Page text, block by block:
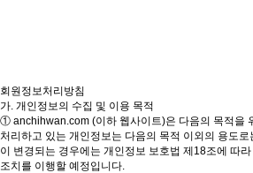
회원정보처리방침
가. 개인정보의 수집 및 이용 목적
① anchihwan.com (이하 웹사이트)은 다음의 목적을
처리하고 있는 개인정보는 다음의 목적 이외의 용도
이 변경되는 경우에는 개인정보 보호법 제18조에 따
조치를 이행할 예정입니다.